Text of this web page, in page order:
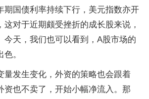
期国债利率持续下行，美元指数亦开
这对于近期颇受挫折的成长股来说，
今天，我们也可以看到，A股市场的
。
量发生变化，外资的策略也会跟着
资也不卖了，开始小幅净流入。那